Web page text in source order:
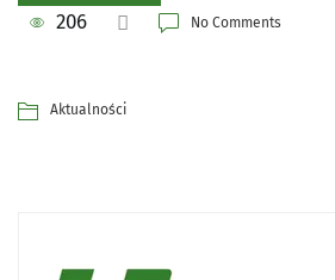
206 No Comments
Aktualności